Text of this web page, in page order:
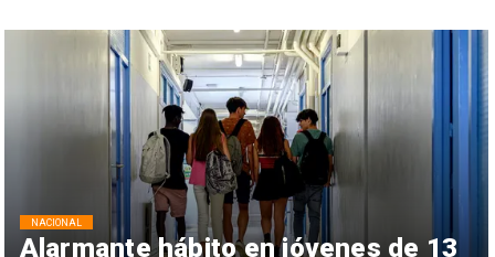
Alarmante hábito en jóvenes de 13
NACIONAL